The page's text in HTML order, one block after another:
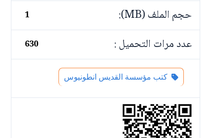
حجم الملف (MB): 1
عدد مرات التحميل : 630
كتب مؤسسة القديس انطونيوس